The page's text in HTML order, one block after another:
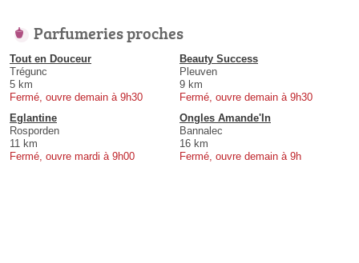
Parfumeries proches
Tout en Douceur
Trégunc
5 km
Fermé, ouvre demain à 9h30
Beauty Success
Pleuven
9 km
Fermé, ouvre demain à 9h30
Eglantine
Rosporden
11 km
Fermé, ouvre mardi à 9h00
Ongles Amande'In
Bannalec
16 km
Fermé, ouvre demain à 9h